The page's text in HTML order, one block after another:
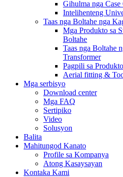
Gihulma nga
Intelihenteng
Taas nga Boltahe nga
Mga Produkto sa
Boltahe
Taas nga Boltahe
Transformer
Pagpili sa
Aerial fitting &
Mga serbisyo
Download center
Mga FAQ
Sertipiko
Video
Solusyon
Balita
Mahitungod Kanato
Profile sa Kompanya
Atong Kasaysayan
Kontaka Kami